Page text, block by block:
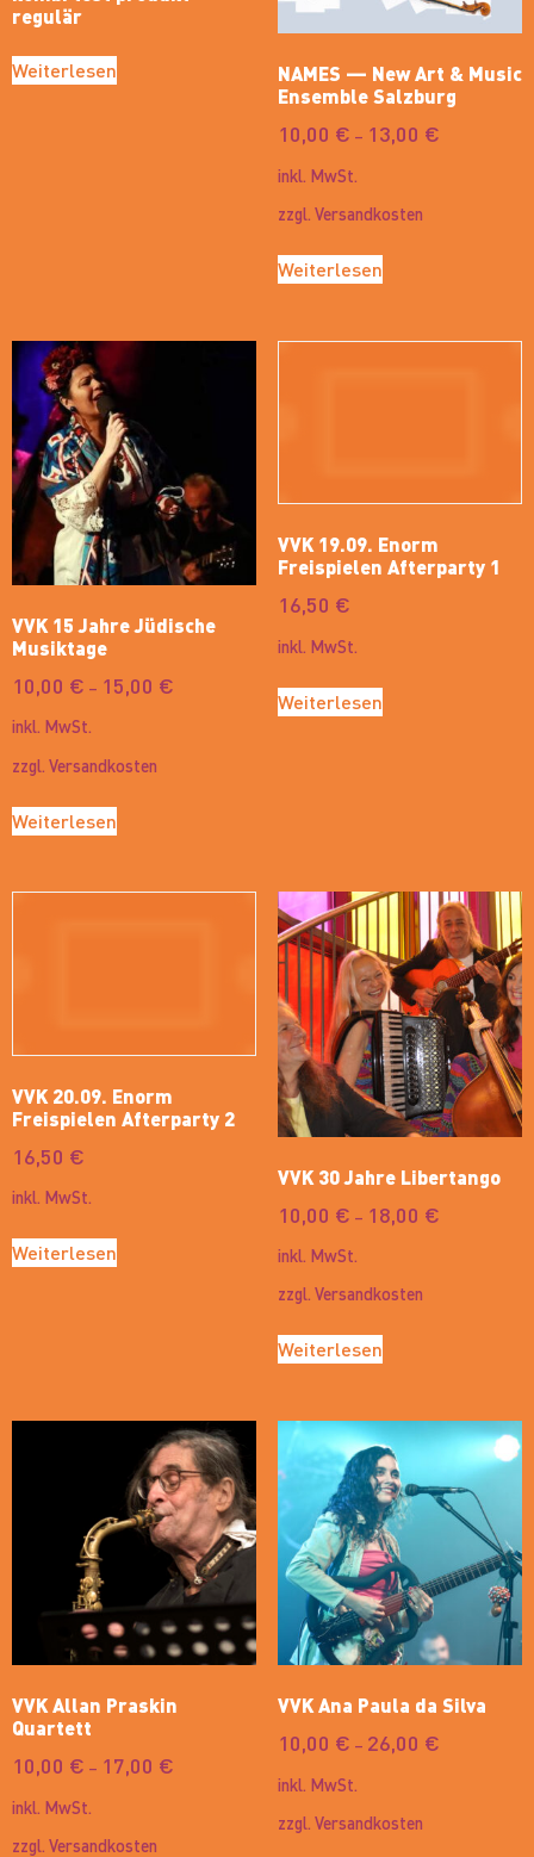
regulär
Weiterlesen
NAMES — New Art & Music
Ensemble Salzburg
10,00 € – 13,00 €
inkl. MwSt.
zzgl. Versandkosten
Weiterlesen
VVK 15 Jahre Jüdische
Musiktage
10,00 € – 15,00 €
inkl. MwSt.
zzgl. Versandkosten
Weiterlesen
VVK 19.09. Enorm
Freispielen Afterparty 1
16,50 €
inkl. MwSt.
Weiterlesen
VVK 20.09. Enorm
Freispielen Afterparty 2
16,50 €
inkl. MwSt.
Weiterlesen
VVK 30 Jahre Libertango
10,00 € – 18,00 €
inkl. MwSt.
zzgl. Versandkosten
Weiterlesen
VVK Allan Praskin
Quartett
10,00 € – 17,00 €
inkl. MwSt.
zzgl. Versandkosten
VVK Ana Paula da Silva
10,00 € – 26,00 €
inkl. MwSt.
zzgl. Versandkosten